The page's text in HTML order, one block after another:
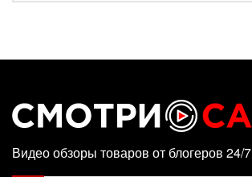
Видео обзоры товаров от блогеров 24/7